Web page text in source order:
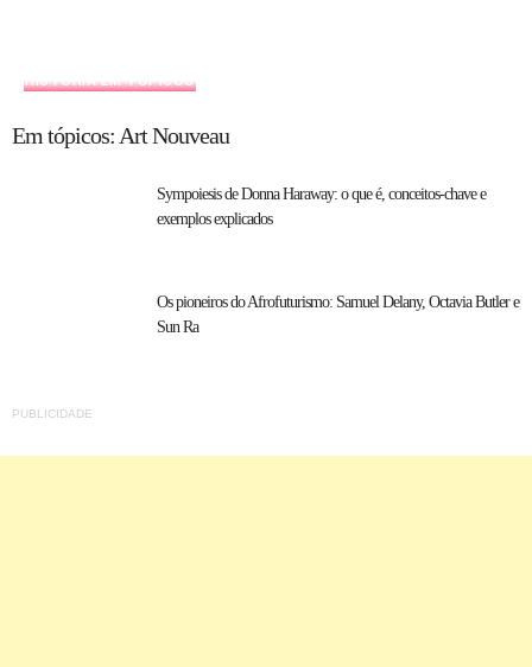
HISTÓRIA EM TÓPICOS
Em tópicos: Art Nouveau
Sympoiesis de Donna Haraway: o que é, conceitos-chave e
exemplos explicados
Os pioneiros do Afrofuturismo: Samuel Delany, Octavia Butler e
Sun Ra
PUBLICIDADE